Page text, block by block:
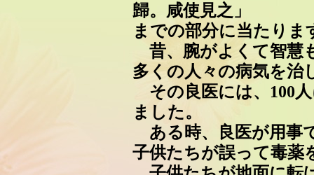
歸。咸使見之」
までの部分に当たりま
昔、腕がよくて智慧
多くの人々の病気を治
その良医には、100
ました。
ある時、良医が用事
子供たちが誤って毒薬